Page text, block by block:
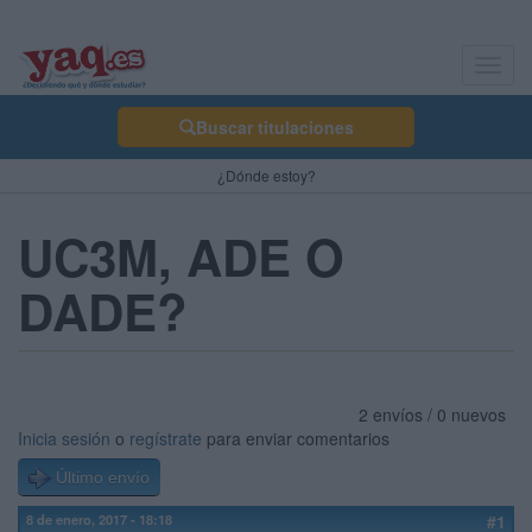
Buscar titulaciones
¿Dónde estoy?
UC3M, ADE O
DADE?
2 envíos / 0 nuevos
Inicia sesión o regístrate para enviar comentarios
Último envío
8 de enero, 2017 - 18:18 #1